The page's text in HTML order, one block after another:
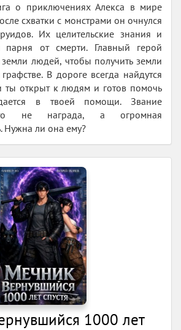
о приключениях Алекса в мире
схватки с монстрами он очнулся
Их целительские знания и
парня от смерти. Главный герой
земли людей, чтобы получить земли
В дороге всегда найдутся
ты открыт к людям и готов помочь
в твоей помощи. Звание
не награда, а огромная
Нужна ли она ему?
1000 лет